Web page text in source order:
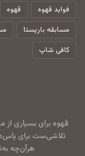
فواید قهوه
قهوه
مسابقه باریستا
کافی شاپ
قهوه برای بسیاری
تلاشی‌ست برای
هرآن‌چه